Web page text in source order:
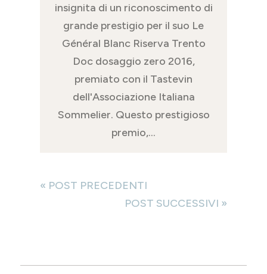
insignita di un riconoscimento di
grande prestigio per il suo Le
Général Blanc Riserva Trento
Doc dosaggio zero 2016,
premiato con il Tastevin
dell'Associazione Italiana
Sommelier. Questo prestigioso
premio,...
« POST PRECEDENTI
POST SUCCESSIVI »